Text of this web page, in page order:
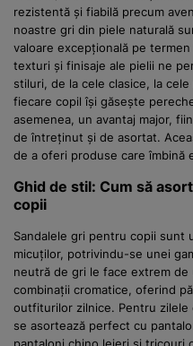
rezistentă și fiabilă precum
noastre gri din piele naturală
valoare excepțională pe
texturi și finisaje ale pielii ne
stiluri, de la cele clasice, la
fiecare copil își găsește
asemenea, un avantaj major,
de întreținut și de asortat.
de a oferi produse care îmbină
Ghid de stil: Cum să
copii
Sandalele gri pentru copii sunt
micuților, potrivindu-se unei
neutră de gri le face extrem
combinații cromatice, oferind
outfiturilor zilnice. Pentru zilele
se asortează perfect cu